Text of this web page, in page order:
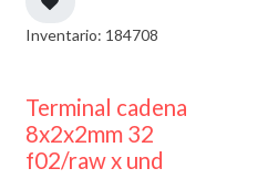
Inventario: 184708
Terminal cadena
8x2x2mm 32
f02/raw x und